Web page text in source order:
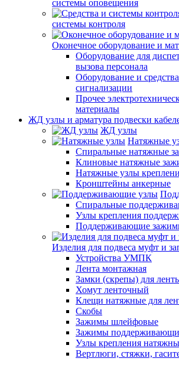
системы оповещения
системы контроля
Оконечное оборудование и
Оборудование для
вызова персонала
Оборудование и
сигнализации
Прочее
материалы
ЖД узлы и арматура подвески
ЖД узлы
Натяжные
Спиральные натяжные
Клиновые натяжные
Натяжные узлы
Кронштейны анкерные
Спиральные
Узлы крепления
Поддерживающие
Изделия для подвеса муфт и
Устройства УМПК
Лента монтажная
Замки (скрепы) для
Хомут ленточный
Клещи натяжные для
Скобы
Зажимы шлейфовые
Зажимы
Узлы крепления
Вертлюги, стяжки,